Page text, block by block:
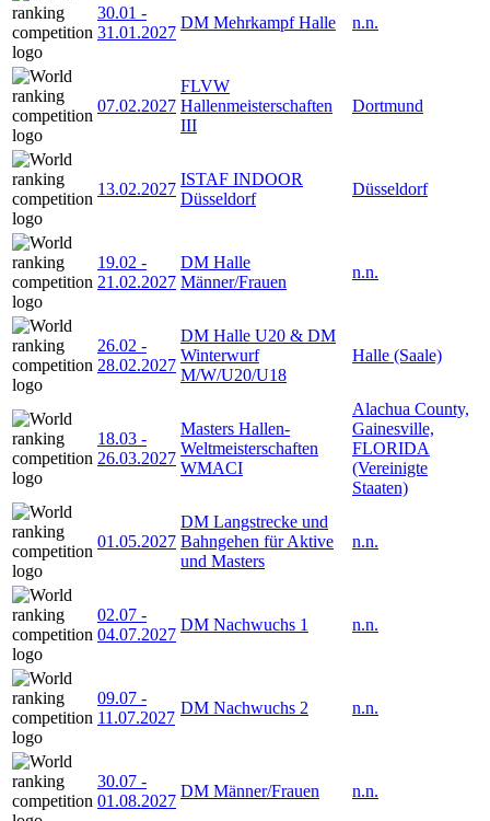
30.01 -
31.01.2027
DM Mehrkampf Halle n.n.
07.02.2027
FLVW
Hallenmeisterschaften
III
Dortmund
13.02.2027
ISTAF INDOOR
Düsseldorf
Düsseldorf
19.02 -
21.02.2027
DM Halle
Männer/Frauen
n.n.
26.02 -
28.02.2027
DM Halle U20 & DM
Winterwurf
M/W/U20/U18
Halle (Saale)
18.03 -
26.03.2027
Masters Hallen-
Weltmeisterschaften
WMACI
Alachua County,
Gainesville,
FLORIDA
(Vereinigte
Staaten)
01.05.2027
DM Langstrecke und
Bahngehen für Aktive
und Masters
n.n.
02.07 -
04.07.2027
DM Nachwuchs 1 n.n.
09.07 -
11.07.2027
DM Nachwuchs 2 n.n.
30.07 -
01.08.2027
DM Männer/Frauen n.n.